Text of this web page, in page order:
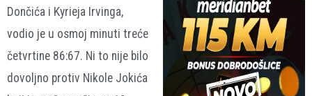
Dončića i Kyrieja Irvinga,
vodio je u osmoj minuti treće
četvrtine 86:67. Ni to nije bilo
dovoljno protiv Nikole Jokića